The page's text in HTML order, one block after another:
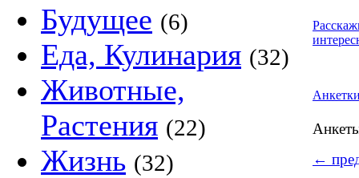
Будущее (6)
Еда, Кулинария (32)
Животные,
Растения (22)
Жизнь (32)
←